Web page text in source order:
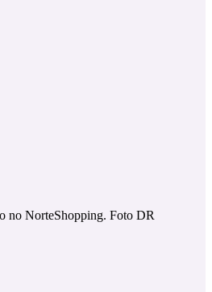
no NorteShopping. Foto DR